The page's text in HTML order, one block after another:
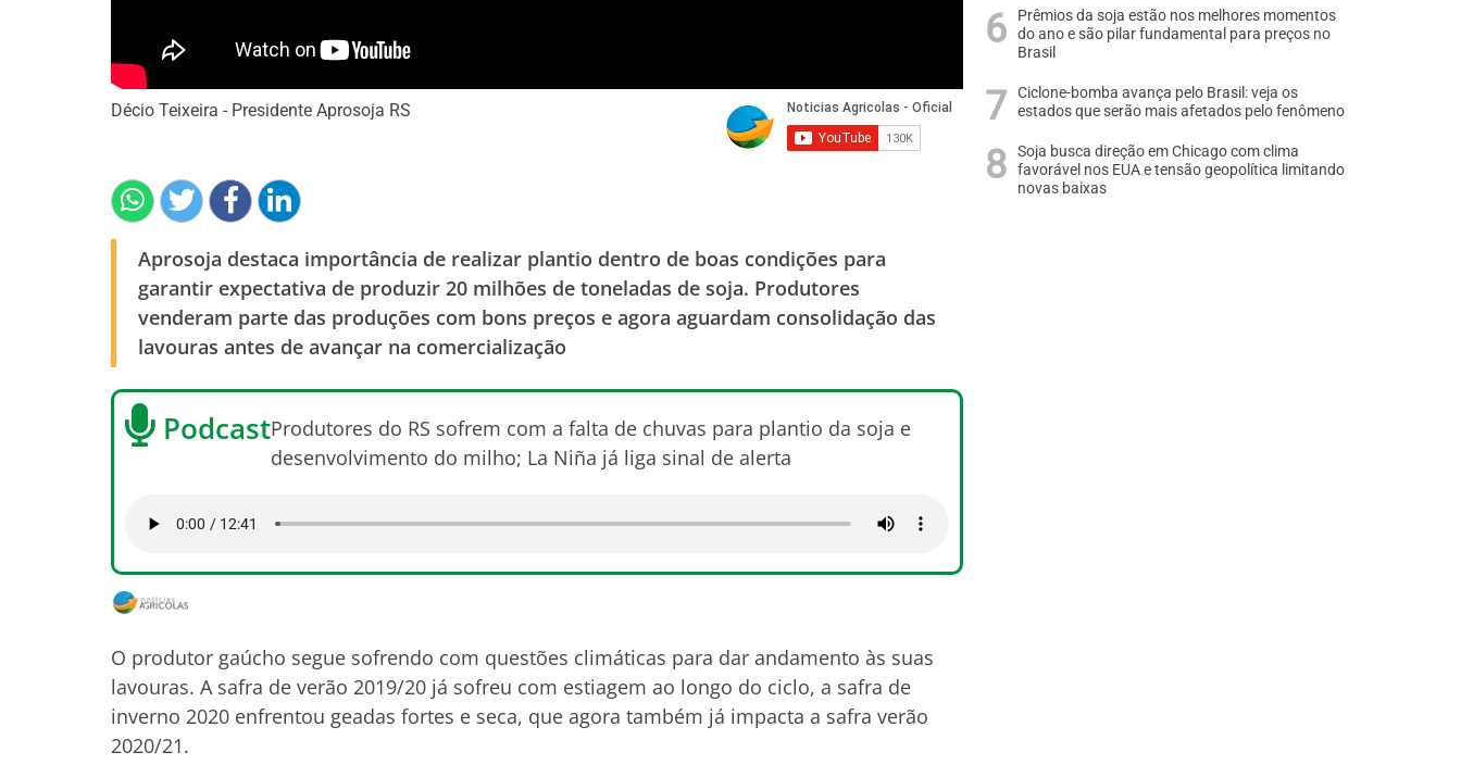
Décio Teixeira - Presidente Aprosoja RS
Aprosoja destaca importância de realizar plantio dentro de boas condições para
garantir expectativa de produzir 20 milhões de toneladas de soja. Produtores
venderam parte das produções com bons preços e agora aguardam consolidação das
lavouras antes de avançar na comercialização
PodcastProdutores do RS sofrem com a falta de chuvas para plantio da soja e
desenvolvimento do milho; La Niña já liga sinal de alerta
O produtor gaúcho segue sofrendo com questões climáticas para dar andamento às suas
lavouras. A safra de verão 2019/20 já sofreu com estiagem ao longo do ciclo, a safra de
inverno 2020 enfrentou geadas fortes e seca, que agora também já impacta a safra verão
2020/21.
Prêmios da soja estão nos melhores momentos
do ano e são pilar fundamental para preços no
Brasil
Ciclone-bomba avança pelo Brasil: veja os
estados que serão mais afetados pelo fenômeno
Soja busca direção em Chicago com clima
favorável nos EUA e tensão geopolítica limitando
novas baixas